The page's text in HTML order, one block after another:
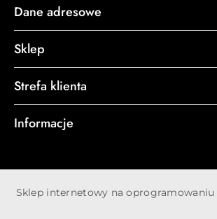
Dane adresowe
Sklep
Strefa klienta
Informacje
Sklep internetowy na oprogramowaniu